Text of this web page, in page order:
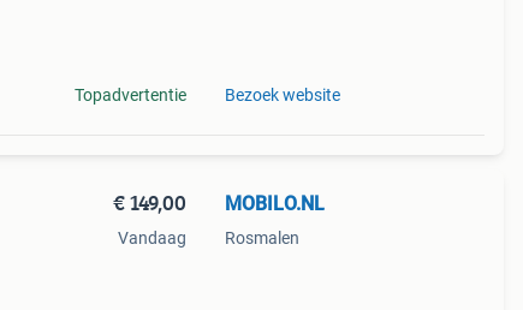
Topadvertentie Bezoek website
€ 149,00
Vandaag
MOBILO.NL
Rosmalen